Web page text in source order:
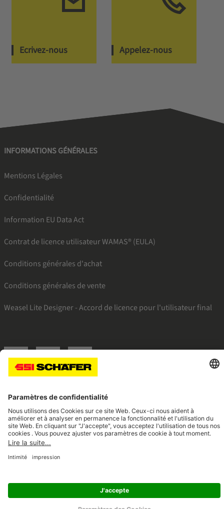
Ecrivez-nous Appelez-nous
INFORMATIONS GÉNÉRALES
Mentions Légales
Confidentialité
Information EU Data Act
Contrat de licence utilisateur WAMAS® (EULA)
Conditions générales d'achat
Conditions générales de vente
Weasel Lite Designer - Accord de licence pour l'utilisateur final
SSI facebookSSI youtubeSSI linkedin
Navigate to home page